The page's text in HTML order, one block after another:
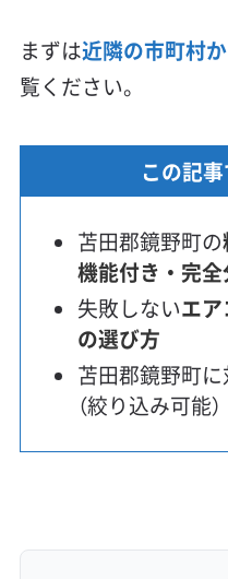
まずは近隣の市町村
覧ください。
この記
苫田郡鏡野町の
機能付き・完全
失敗しないエ
の選び方
苫田郡鏡野町に
（絞り込み可能）